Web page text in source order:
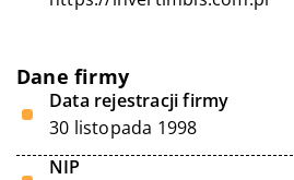
Dane firmy
Data rejestracji firmy
30 listopada 1998
NIP